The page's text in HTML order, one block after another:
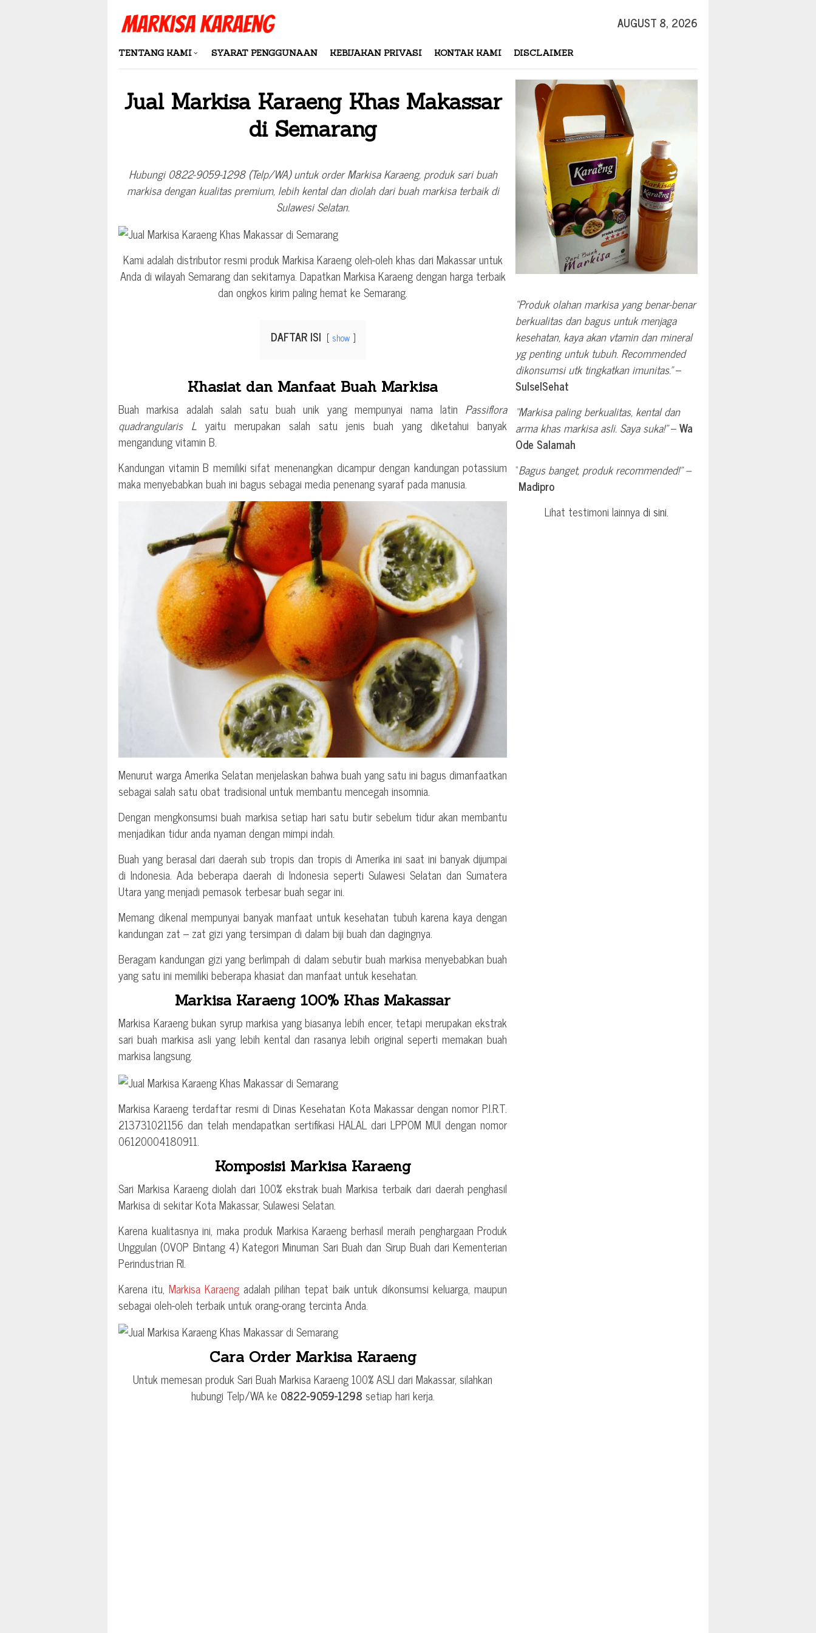
AUGUST 8, 2026
TENTANG KAMI SYARAT PENGGUNAAN KEBIJAKAN PRIVASI KONTAK KAMI DISCLAIMER
Jual Markisa Karaeng Khas Makassar
di Semarang
Hubungi 0822-9059-1298 (Telp/WA) untuk order Markisa Karaeng, produk sari buah
markisa dengan kualitas premium, lebih kental dan diolah dari buah markisa terbaik di
Sulawesi Selatan.
Kami adalah distributor resmi produk Markisa Karaeng oleh-oleh khas dari Makassar untuk
Anda di wilayah Semarang dan sekitarnya. Dapatkan Markisa Karaeng dengan harga terbaik
dan ongkos kirim paling hemat ke Semarang.
DAFTAR ISI show
Khasiat dan Manfaat Buah Markisa
Buah markisa adalah salah satu buah unik yang mempunyai nama latin Passiflora
quadrangularis L yaitu merupakan salah satu jenis buah yang diketahui banyak
mengandung vitamin B.
Kandungan vitamin B memiliki sifat menenangkan dicampur dengan kandungan potassium
maka menyebabkan buah ini bagus sebagai media penenang syaraf pada manusia.
Menurut warga Amerika Selatan menjelaskan bahwa buah yang satu ini bagus dimanfaatkan
sebagai salah satu obat tradisional untuk membantu mencegah insomnia.
Dengan mengkonsumsi buah markisa setiap hari satu butir sebelum tidur akan membantu
menjadikan tidur anda nyaman dengan mimpi indah.
Buah yang berasal dari daerah sub tropis dan tropis di Amerika ini saat ini banyak dijumpai
di Indonesia. Ada beberapa daerah di Indonesia seperti Sulawesi Selatan dan Sumatera
Utara yang menjadi pemasok terbesar buah segar ini.
Memang dikenal mempunyai banyak manfaat untuk kesehatan tubuh karena kaya dengan
kandungan zat – zat gizi yang tersimpan di dalam biji buah dan dagingnya.
Beragam kandungan gizi yang berlimpah di dalam sebutir buah markisa menyebabkan buah
yang satu ini memiliki beberapa khasiat dan manfaat untuk kesehatan.
Markisa Karaeng 100% Khas Makassar
Markisa Karaeng bukan syrup markisa yang biasanya lebih encer, tetapi merupakan ekstrak
sari buah markisa asli yang lebih kental dan rasanya lebih original seperti memakan buah
markisa langsung.
Markisa Karaeng terdaftar resmi di Dinas Kesehatan Kota Makassar dengan nomor P.I.R.T.
213731021156 dan telah mendapatkan sertifikasi HALAL dari LPPOM MUI dengan nomor
06120004180911.
Komposisi Markisa Karaeng
Sari Markisa Karaeng diolah dari 100% ekstrak buah Markisa terbaik dari daerah penghasil
Markisa di sekitar Kota Makassar, Sulawesi Selatan.
Karena kualitasnya ini, maka produk Markisa Karaeng berhasil meraih penghargaan Produk
Unggulan (OVOP Bintang 4) Kategori Minuman Sari Buah dan Sirup Buah dari Kementerian
Perindustrian RI.
Karena itu,Markisa Karaeng adalah pilihan tepat baik untuk dikonsumsi keluarga, maupun
sebagai oleh-oleh terbaik untuk orang-orang tercinta Anda.
Cara Order Markisa Karaeng
Untuk memesan produk Sari Buah Markisa Karaeng 100% ASLI dari Makassar, silahkan
hubungi Telp/WA ke 0822-9059-1298 setiap hari kerja.
“Produk olahan markisa yang benar-benar
berkualitas dan bagus untuk menjaga
kesehatan, kaya akan vtamin dan mineral
yg penting untuk tubuh. Recommended
dikonsumsi utk tingkatkan imunitas.”–
SulselSehat
“Markisa paling berkualitas, kental dan
arma khas markisa asli. Saya suka!”–Wa
Ode Salamah
“Bagus banget, produk recommended!” –
Madipro
Lihat testimoni lainnyadi sini.